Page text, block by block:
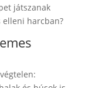
játszanak
elleni harcban?